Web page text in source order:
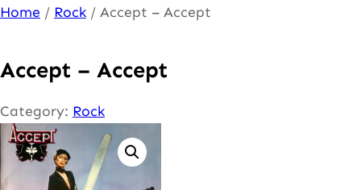
Ga
de
inhoud
Home / Rock / Accept – Accept
Accept – Accept
Category: Rock